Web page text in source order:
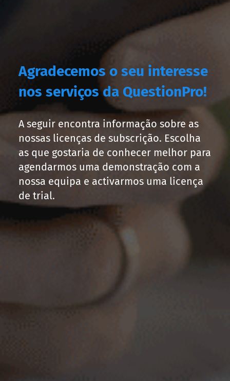
Agradecemos o seu interesse
nos serviços da QuestionPro!
A seguir encontra informação sobre as
nossas licenças de subscrição. Escolha
as que gostaria de conhecer melhor para
agendarmos uma demonstração com a
nossa equipa e activarmos uma licença
de trial.